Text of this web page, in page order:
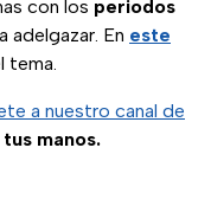
con los periodos
adelgazar. En este
tema.
a nuestro canal de
manos.